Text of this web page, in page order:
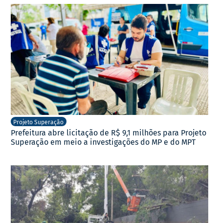
Projeto Superação
Prefeitura abre licitação de R$ 9,1 milhões para Projeto
Superação em meio a investigações do MP e do MPT